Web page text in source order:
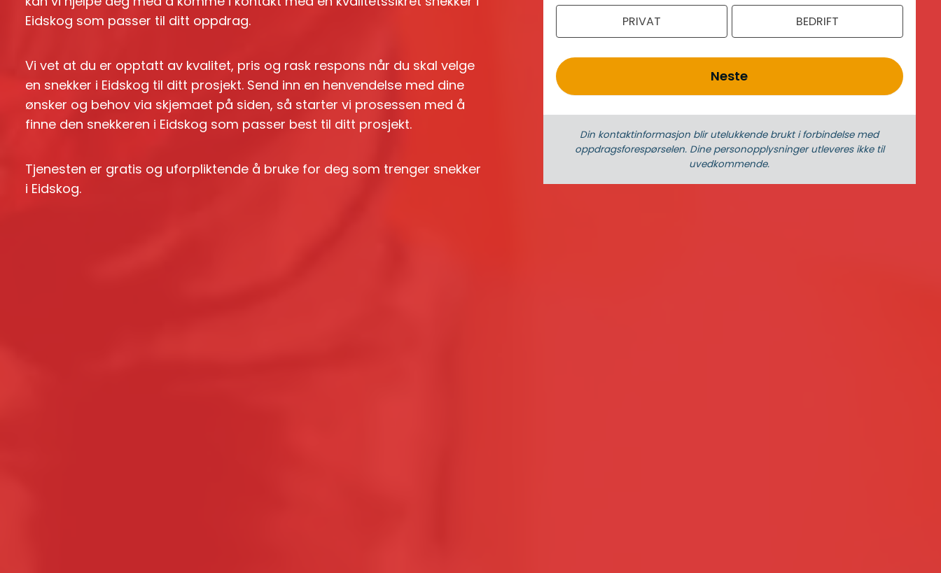
Eidskog som passer til ditt oppdrag.
Vi vet at du er opptatt av kvalitet, pris og rask respons når du skal velge
en snekker i Eidskog til ditt prosjekt. Send inn en henvendelse med dine
ønsker og behov via skjemaet på siden, så starter vi prosessen med å
finne den snekkeren i Eidskog som passer best til ditt prosjekt.
Tjenesten er gratis og uforpliktende å bruke for deg som trenger snekker
i Eidskog.
PRIVAT BEDRIFT
Neste
Din kontaktinformasjon blir utelukkende brukt i forbindelse med
oppdrags­forespørselen. Dine person­­opplysninger utleveres ikke til
uvedkommende.